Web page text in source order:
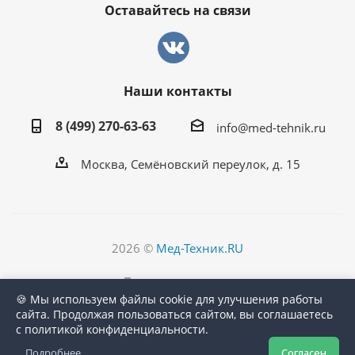
Оставайтесь на связи
Наши контакты
8 (499) 270-63-63
info@med-tehnik.ru
Москва, Семёновский переулок, д. 15
2026 © Мед-Техник.RU
🍪 Мы используем файлы cookie для улучшения работы
сайта. Продолжая пользоваться сайтом, вы соглашаетесь
с политикой конфиденциальности.